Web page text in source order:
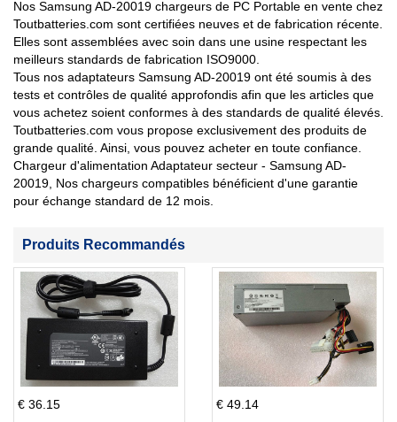
Nos Samsung AD-20019 chargeurs de PC Portable en vente chez
Toutbatteries.com sont certifiées neuves et de fabrication récente.
Elles sont assemblées avec soin dans une usine respectant les
meilleurs standards de fabrication ISO9000.
Tous nos adaptateurs Samsung AD-20019 ont été soumis à des
tests et contrôles de qualité approfondis afin que les articles que
vous achetez soient conformes à des standards de qualité élevés.
Toutbatteries.com vous propose exclusivement des produits de
grande qualité. Ainsi, vous pouvez acheter en toute confiance.
Chargeur d'alimentation Adaptateur secteur - Samsung AD-
20019, Nos chargeurs compatibles bénéficient d'une garantie
pour échange standard de 12 mois.
Produits Recommandés
€ 36.15 € 49.14